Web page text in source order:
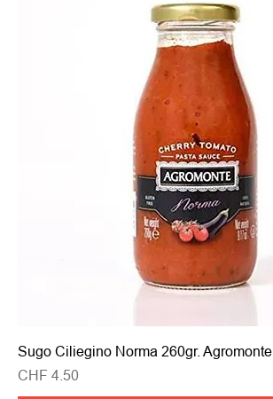
Sugo Ciliegino Norma 260gr. Agromonte
Preis
CHF 4.50